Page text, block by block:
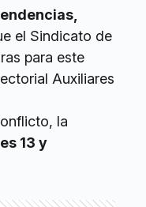
el Sindicato de
para este
Auxiliares
la
13 y